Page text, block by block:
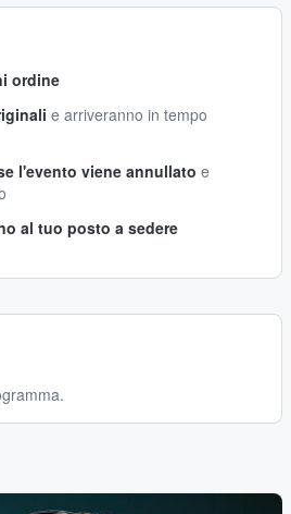
ordine
e arriveranno in tempo
l'evento viene annullato e
al tuo posto a sedere